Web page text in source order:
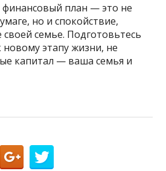
план — это не
но и спокойствие,
семье. Подготовьтесь
новому этапу жизни, не
капитал — ваша семья и